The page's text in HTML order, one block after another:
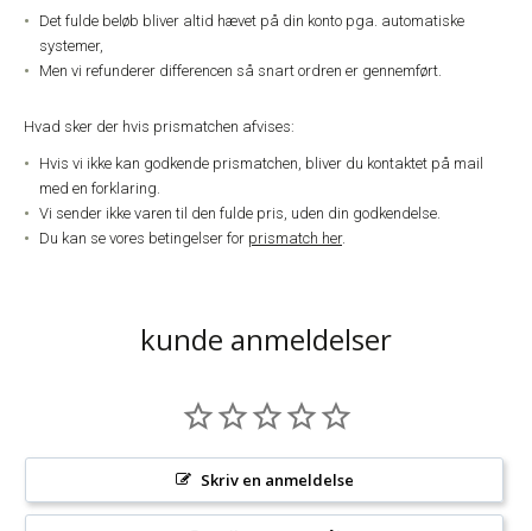
Det fulde beløb bliver altid hævet på din konto pga. automatiske
systemer,
Men vi refunderer differencen så snart ordren er gennemført.
Hvad sker der hvis prismatchen afvises:
Hvis vi ikke kan godkende prismatchen, bliver du kontaktet på mail
med en forklaring.
Vi sender ikke varen til den fulde pris, uden din godkendelse.
Du kan se vores betingelser for prismatch her.
kunde anmeldelser
Skriv en anmeldelse